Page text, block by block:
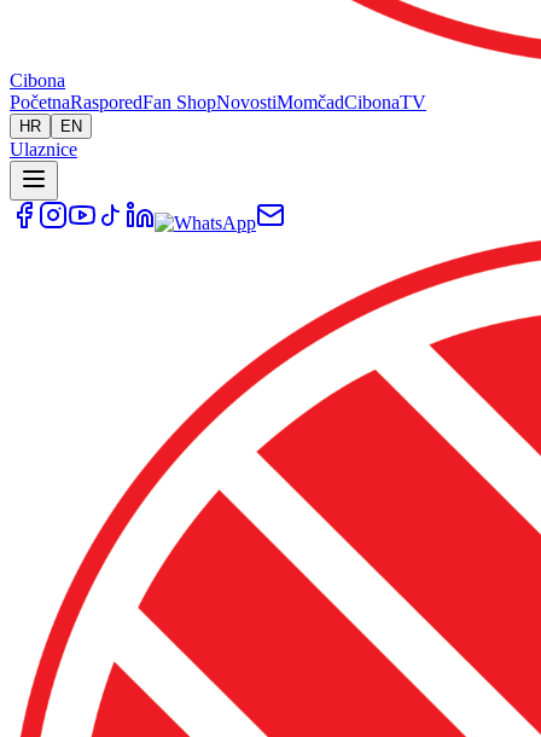
Cibona
PočetnaRasporedFan ShopNovostiMomčadCibonaTV
HR EN
Ulaznice